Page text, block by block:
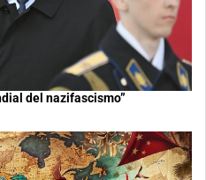
del nazifascismo”